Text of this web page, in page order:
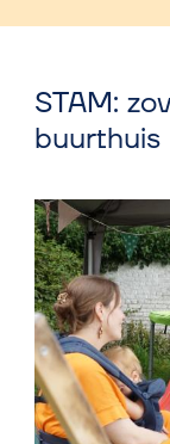
STAM:
buurthuis